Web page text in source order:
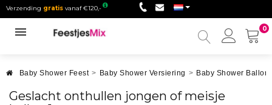
Verzending gratis vanaf €120,-
0
Mijn
Baby Shower Feest > Baby Shower Versiering > Baby Shower
Geslacht onthullen jongen of meisje